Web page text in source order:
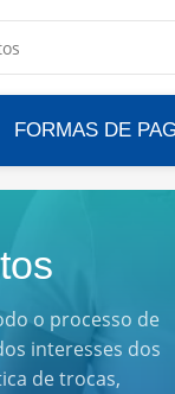
FORMAS DE
o processo de
interesses dos
de trocas,